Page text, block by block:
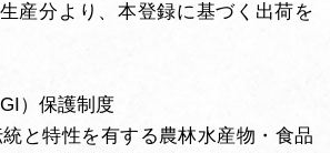
産分より、本登録に基づく出荷を
）保護制度
と特性を有する農林水産物・食品